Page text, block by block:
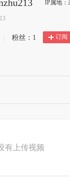
IP属地：
粉丝： 1 订阅
有上传视频